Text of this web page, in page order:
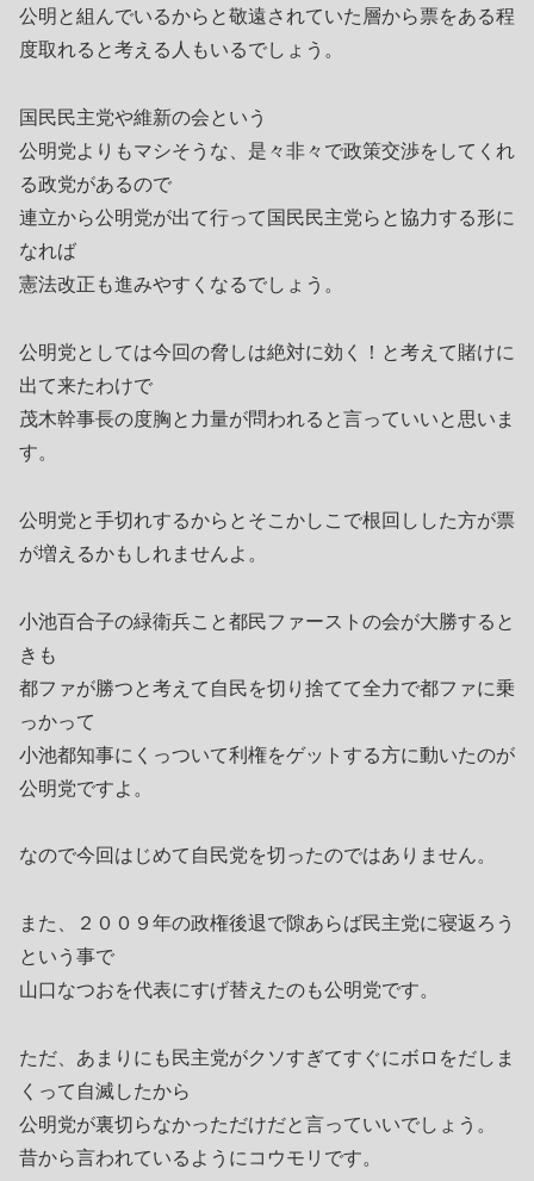
公明と組んでいるからと敬遠されていた層から票をある程
度取れると考える人もいるでしょう。
国民民主党や維新の会という
公明党よりもマシそうな、是々非々で政策交渉をしてくれ
る政党があるので
連立から公明党が出て行って国民民主党らと協力する形に
なれば
憲法改正も進みやすくなるでしょう。
公明党としては今回の脅しは絶対に効く！と考えて賭けに
出て来たわけで
茂木幹事長の度胸と力量が問われると言っていいと思いま
す。
公明党と手切れするからとそこかしこで根回しした方が票
が増えるかもしれませんよ。
小池百合子の緑衛兵こと都民ファーストの会が大勝すると
きも
都ファが勝つと考えて自民を切り捨てて全力で都ファに乗
っかって
小池都知事にくっついて利権をゲットする方に動いたのが
公明党ですよ。
なので今回はじめて自民党を切ったのではありません。
また、２００９年の政権後退で隙あらば民主党に寝返ろう
という事で
山口なつおを代表にすげ替えたのも公明党です。
ただ、あまりにも民主党がクソすぎてすぐにボロをだしま
くって自滅したから
公明党が裏切らなかっただけだと言っていいでしょう。
昔から言われているようにコウモリです。